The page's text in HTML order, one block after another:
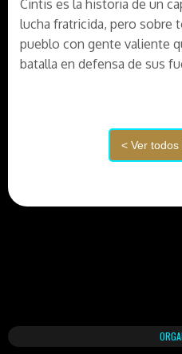
Cintis es la historia de un
lucha fratricida, pero sobre
pueblo con gente valiente
batalla en defensa de sus